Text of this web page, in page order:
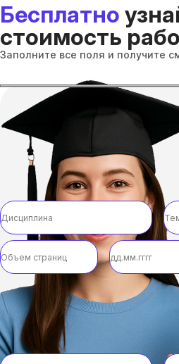
Бесплатно
стоимость
Заполните все поля и получите